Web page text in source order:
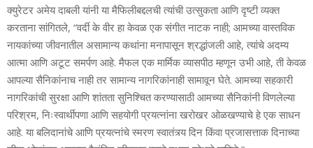
क्युरेटर अमेय दाबली यांनी या मैफिलीबद्दलची त्यांची उत्सुकता आणि दृष्टी व्यक्त
करताना सांगितले, “वर्दी के वीर हा केवळ एक संगीत नाटक नाही; आमच्या वास्तविक
नायकांच्या जीवनातील असामान्य कथांना मनापासून श्रद्धांजली आहे, त्यांचे अदम्य
आत्मा आणि अटूट समर्पण आहे. मैफल एक मार्मिक व्यासपीठ म्हणून उभी आहे, ती केवळ
आपल्या सैनिकांनाच नाही तर सामान्य नागरिकांनाही सामावून घेते. आमच्या सहकारी
नागरिकांची सुरक्षा आणि शांतता सुनिश्चित करण्यासाठी आमच्या सैनिकांनी विणलेल्या
परिश्रम, निःस्वार्थीपणा आणि सहयोगी प्रयत्नांना खरोखर ओळखण्याचे हे एक साधन
आहे. या बलिदानांचे आणि प्रयत्नांचे स्मरण स्वातंत्र्य दिन किंवा प्रजासत्ताक दिनाच्या